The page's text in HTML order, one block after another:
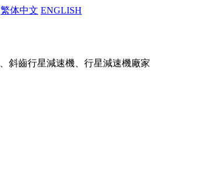
繁体中文 ENGLISH
斜齒行星減速機、行星減速機廠家